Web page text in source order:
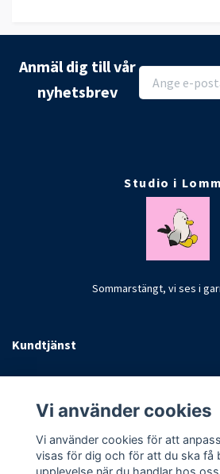
Anmäl dig till vår
nyhetsbrev
Studio i
Sommarstängt, vi ses i
Kundtjänst
Vi använder cookies
Vi använder cookies för att
visas för dig och för att du ska få
upplevelse när du handlar hos oss.